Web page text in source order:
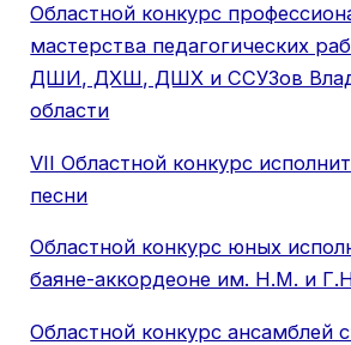
Областной конкурс
мастерства педагогических
ДШИ, ДХШ, ДШХ и ССУЗов
области
VII Областной конкурс
песни
Областной конкурс юных
баяне-аккордеоне им. Н.М. и
Областной конкурс ансамблей